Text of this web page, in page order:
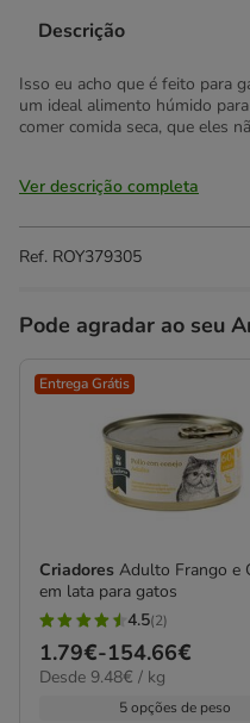
Descrição
Isso eu acho que é feito para
um ideal alimento húmido
comer comida seca, que eles
Ver descrição completa
Ref. ROY379305
Pode agradar ao seu
Entrega Grátis
Criadores Adulto Frango e
em lata para gatos
4.5
estrelas
com
4.5(2)
Preço
de
1.79€-154.66€
9.48€
Desde 9.48€ / kg
5 opções de peso